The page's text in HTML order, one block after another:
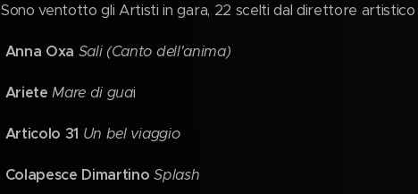
Sono ventotto gli Artisti in gara, 22 scelti dal direttore artistico
Anna Oxa Sali (Canto dell'anima)
Ariete Mare di guai
Articolo 31 Un bel viaggio
Colapesce Dimartino Splash